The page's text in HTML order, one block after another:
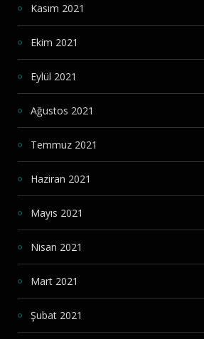
Kasım 2021
Ekim 2021
Eylül 2021
Ağustos 2021
Temmuz 2021
Haziran 2021
Mayıs 2021
Nisan 2021
Mart 2021
Şubat 2021